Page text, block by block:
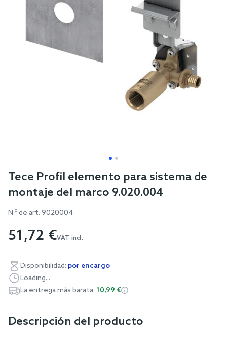
Skip
beginning
the
gallery
Tece Profil elemento para sistema de
montaje del marco 9.020.004
N.º de art. 9020004
51,72 €VAT incl.
Disponibilidad: por encargo
Loading...
La entrega más barata: 10,99 €
Descripción del producto